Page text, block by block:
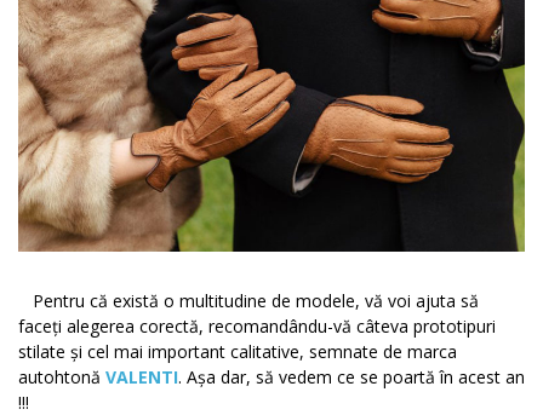
Pentru că există o multitudine de modele, vă voi ajuta să
faceți alegerea corectă, recomandându-vă câteva prototipuri
stilate și cel mai important calitative, semnate de marca
autohtonă VALENTI. Așa dar, să vedem ce se poartă în acest an
!!!